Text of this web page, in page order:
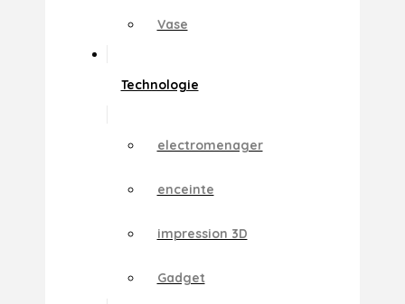
Vase
Technologie
electromenager
enceinte
impression 3D
Gadget